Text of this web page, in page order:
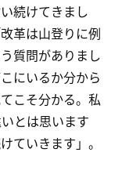
続けてきまし
革は山登りに例
質問がありまし
にいるか分から
こそ分かる。私
とは思います
ていきます」。